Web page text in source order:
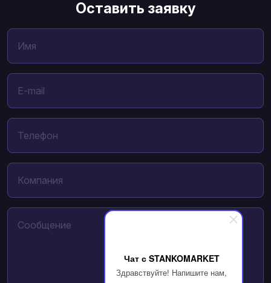
Чат с STANKOMARKET
Здравствуйте! Напишите нам,
Оставить заявку